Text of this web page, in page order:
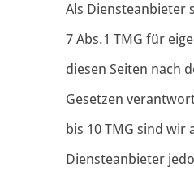
Als Diensteanbieter
7 Abs.1 TMG für
diesen Seiten nach
Gesetzen
bis 10 TMG sind wir
Diensteanbieter